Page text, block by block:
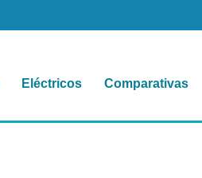
Eléctricos Comparativas